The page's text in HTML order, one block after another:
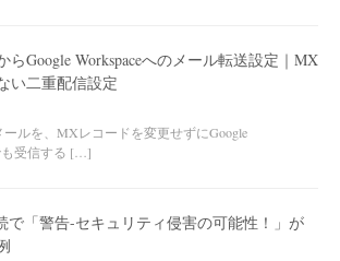
らGoogle Workspaceへのメール転送設定｜MX
い二重配信設定
ルを、MXレコードを変更せずにGoogle
も受信する […]
で「警告-セキュリティ侵害の可能性！」が